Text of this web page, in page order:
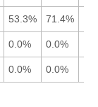
53.3% 71.4%
0.0% 0.0%
0.0% 0.0%